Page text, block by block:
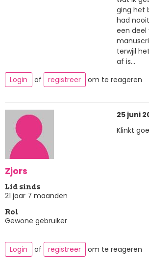
ging het
had
een deel
terwjil
af is...
Login
of registreer om te reageren
Zjors
Lid sinds
21 jaar 7 maanden
Rol
Gewone gebruiker
25 juni
Klinkt
Login of registreer om te reageren